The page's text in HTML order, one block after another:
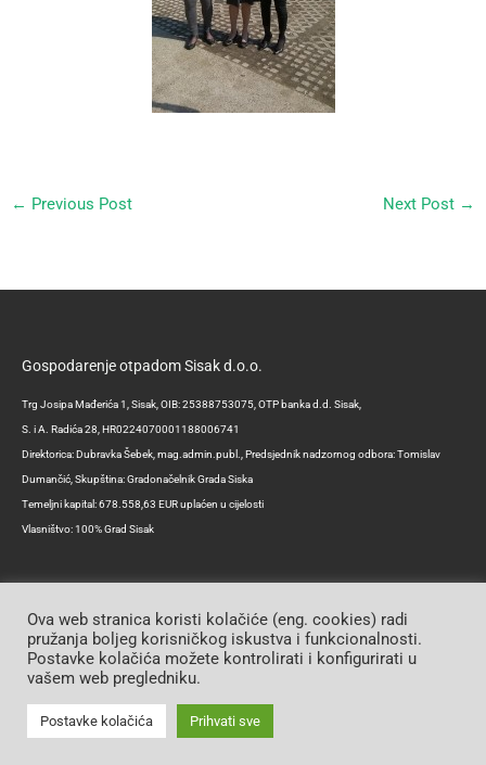
← Previous Post Next Post →
Gospodarenje otpadom Sisak d.o.o.
Trg Josipa Mađerića 1, Sisak, OIB: 25388753075, OTP banka d.d. Sisak,
S. i A. Radića 28, HR0224070001188006741
Direktorica: Dubravka Šebek, mag.admin.publ., Predsjednik nadzornog odbora: Tomislav
Dumančić, Skupština: Gradonačelnik Grada Siska
Temeljni kapital: 678.558,63 EUR uplaćen u cijelosti
Vlasništvo: 100% Grad Sisak
Copyright © 2026 | Gospodarenje otpadom Sisak d.o.o.
Ova web stranica koristi kolačiće (eng. cookies) radi
pružanja boljeg korisničkog iskustva i funkcionalnosti.
Postavke kolačića možete kontrolirati i konfigurirati u
vašem web pregledniku.
Postavke kolačića Prihvati sve